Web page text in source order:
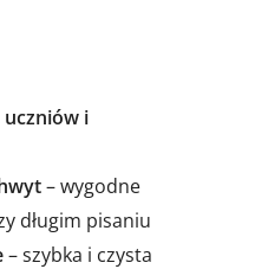
uczniów i
– wygodne
długim pisaniu
– szybka i czysta